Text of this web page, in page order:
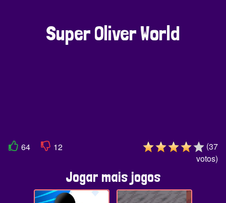
Super Oliver World
64 12 (37
votos)
Jogar mais jogos